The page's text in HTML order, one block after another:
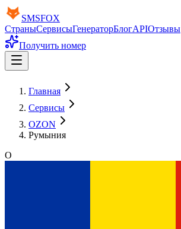
SMSFOX
СтраныСервисыГенераторБлогAPIОтзывы
Получить номер
Главная
Сервисы
OZON
Румыния
O